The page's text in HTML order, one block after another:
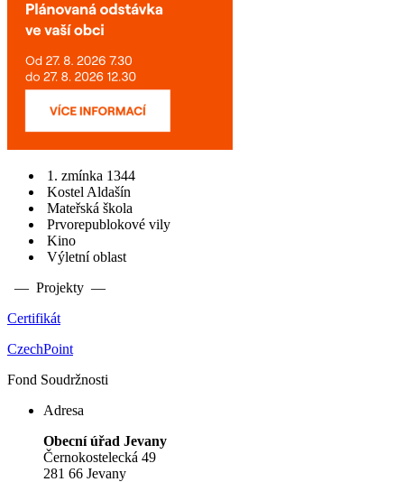
1. zmínka 1344
Kostel Aldašín
Mateřská škola
Prvorepublokové vily
Kino
Výletní oblast
— Projekty —
Certifikát
CzechPoint
Fond Soudržnosti
Adresa
Obecní úřad Jevany
Černokostelecká 49
281 66 Jevany